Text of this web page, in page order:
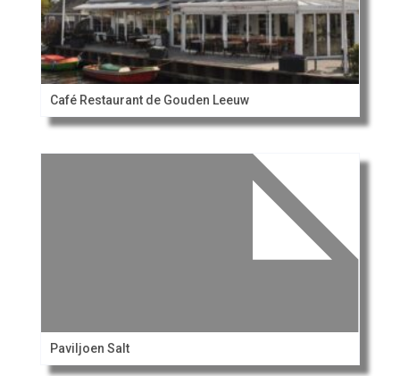
Café Restaurant de Gouden Leeuw
Paviljoen Salt